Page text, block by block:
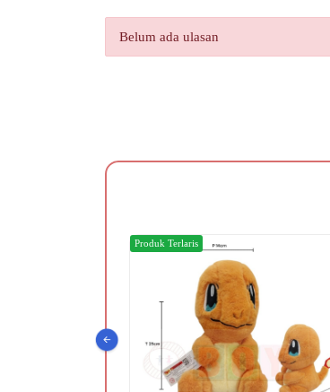
Belum ada ulasan
Produk Terlaris